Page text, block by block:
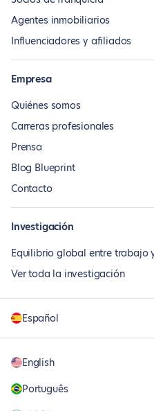
Agentes inmobiliarios
Influenciadores y afiliados
Empresa
Quiénes somos
Carreras profesionales
Prensa
Blog Blueprint
Contacto
Investigación
Equilibrio global entre trabajo
Ver toda la investigación
Español
English
Português